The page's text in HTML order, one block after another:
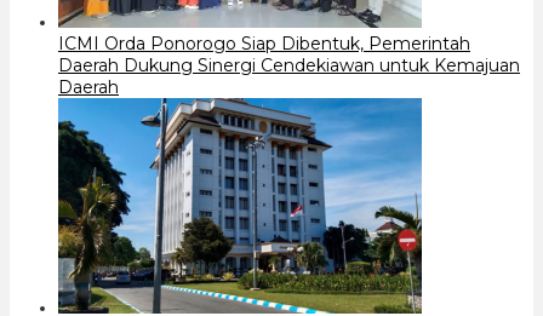
ICMI Orda Ponorogo Siap Dibentuk, Pemerintah
Daerah Dukung Sinergi Cendekiawan untuk Kemajuan
Daerah